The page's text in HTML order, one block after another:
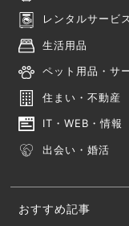
レンタルサービ
生活用品
ペット用品・サ
住まい・不動産
IT・WEB・情報
出会い・婚活
おすすめ記事